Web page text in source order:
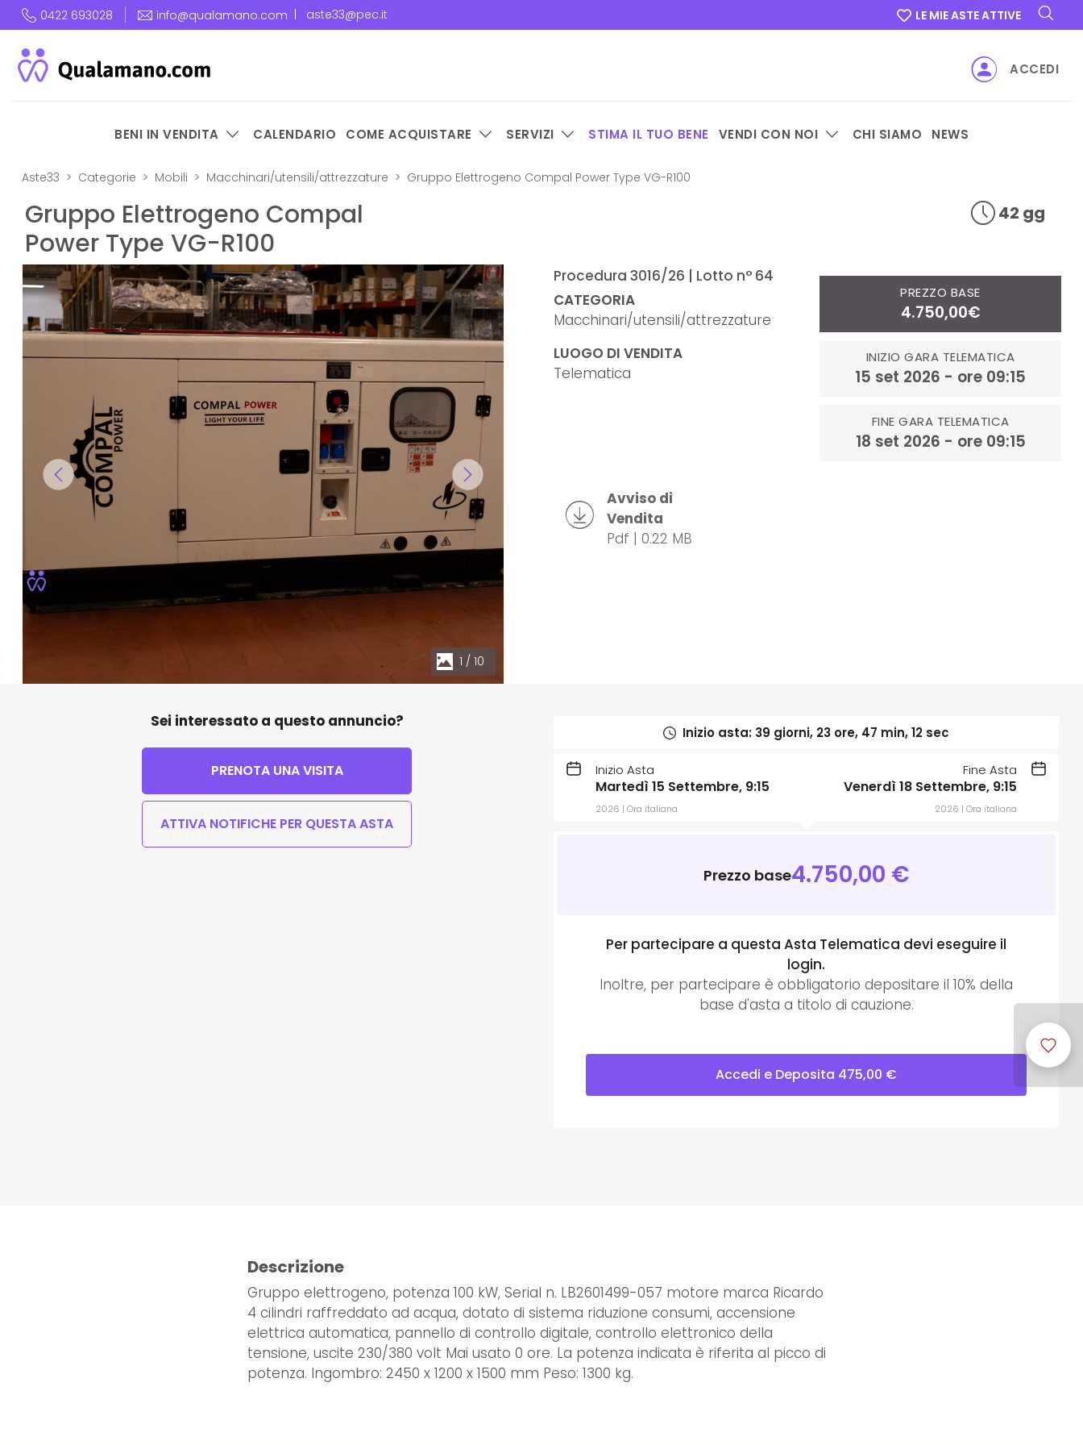
0422 693028 info@qualamano.com aste33@pec.it LE MIE ASTE ATTIVE
ACCEDI
BENI IN VENDITA CALENDARIO COME ACQUISTARE SERVIZI STIMA IL TUO BENE VENDI CON NOI CHI SIAMO NEWS
Aste33 Categorie Mobili Macchinari/utensili/attrezzature Gruppo Elettrogeno Compal Power Type VG-R100
Gruppo Elettrogeno Compal
Power Type VG-R100
42 gg
1 / 10
Procedura 3016/26 | Lotto n° 64
CATEGORIA
Macchinari/utensili/attrezzature
LUOGO DI VENDITA
Telematica
PREZZO BASE
4.750,00€
INIZIO GARA TELEMATICA
15 set 2026 - ore 09:15
FINE GARA TELEMATICA
18 set 2026 - ore 09:15
Avviso di
Vendita
Pdf | 0.22 MB
Sei interessato a questo annuncio?
PRENOTA UNA VISITA
ATTIVA NOTIFICHE PER QUESTA ASTA
Inizio asta:39 giorni, 23 ore, 47 min, 11 sec
Inizio Asta
Martedì 15 Settembre, 9:15
2026 | Ora italiana
Fine Asta
Venerdì 18 Settembre, 9:15
2026 | Ora italiana
Prezzo base4.750,00 €
Per partecipare a questa Asta Telematica devi eseguire il
login.
Inoltre, per partecipare è obbligatorio depositare il 10% della
base d'asta a titolo di cauzione.
Accedi e Deposita 475,00 €
Descrizione
Gruppo elettrogeno, potenza 100 kW, Serial n. LB2601499-057 motore marca Ricardo
4 cilindri raffreddato ad acqua, dotato di sistema riduzione consumi, accensione
elettrica automatica, pannello di controllo digitale, controllo elettronico della
tensione, uscite 230/380 volt Mai usato 0 ore. La potenza indicata è riferita al picco di
potenza. Ingombro: 2450 x 1200 x 1500 mm Peso: 1300 kg.